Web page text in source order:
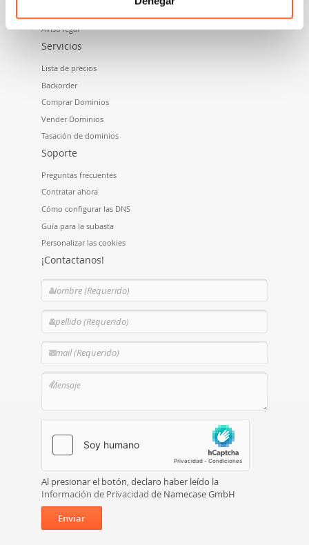
Aviso legal
Servicios
Lista de precios
Backorder
Comprar Dominios
Vender Dominios
Tasación de dominios
Soporte
Preguntas frecuentes
Contratar ahora
Cómo configurar las DNS
Guía para la subasta
Personalizar las cookies
¡Contactanos!
Al presionar el botón, declaro haber leído la
Información de Privacidad de Namecase GmbH
Enviar